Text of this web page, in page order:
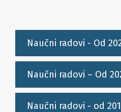
Naučni radovi - Od
Naučni radovi – Od
Naučni radovi - od